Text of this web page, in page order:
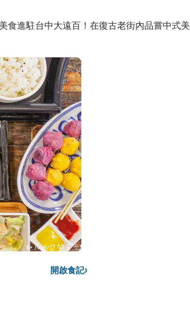
食進駐台中大遠百！在復古老街內品嘗中式美
開啟食記›